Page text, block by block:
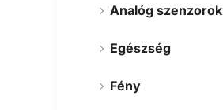
Analóg szenzorok
Egészség
Fény